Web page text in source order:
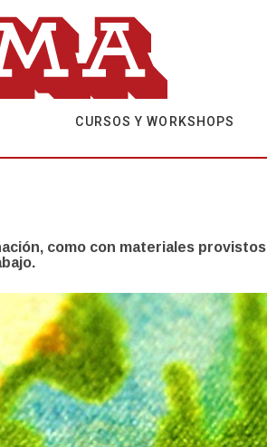
CURSOS Y WORKSHOPS
como con materiales